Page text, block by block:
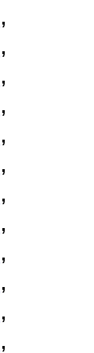
,
,
,
,
,
,
,
,
,
,
,
,